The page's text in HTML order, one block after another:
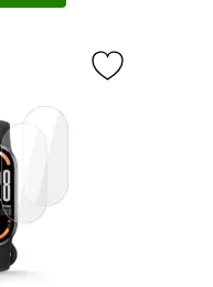
Band 10/9/8Markera